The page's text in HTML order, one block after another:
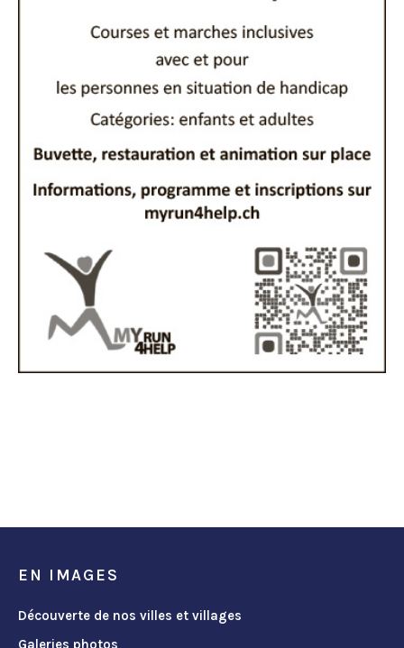
EN IMAGES
Découverte de nos villes et villages
Galeries photos